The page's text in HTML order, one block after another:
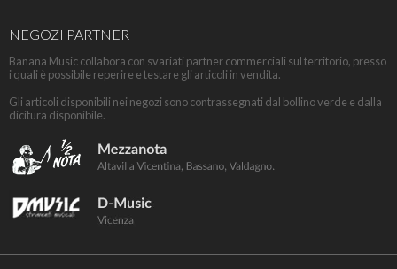
NEGOZI PARTNER
Banana Music collabora con svariati partner commerciali sul territorio, presso
i quali è possibile reperire e testare gli articoli in vendita.
Gli articoli disponibili nei negozi sono contrassegnati dal bollino verde e dalla
dicitura disponibile.